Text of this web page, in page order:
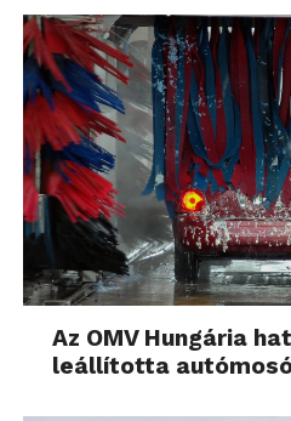
Az OMV Hungária
leállította